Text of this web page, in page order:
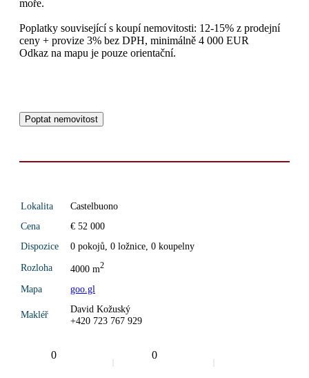
moře.
Poplatky související s koupí nemovitosti: 12-15% z prodejní
ceny + provize 3% bez DPH, minimálně 4 000 EUR
Odkaz na mapu je pouze orientační.
Poptat nemovitost
Lokalita
Castelbuono
Cena
€ 52 000
Dispozice
0 pokojů, 0 ložnice, 0 koupelny
Rozloha
4000 m2
Mapa goo.gl
Makléř
David Kožuský
+420 723 767 929
0 0